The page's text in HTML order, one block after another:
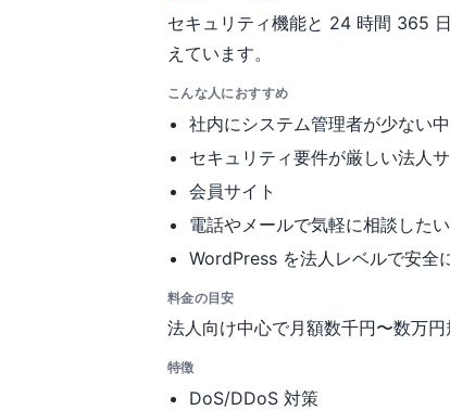
セキュリティ機能と 24 時間 365
えています。
こんな人におすすめ
社内にシステム管理者が少ない
セキュリティ要件が厳しい法人
会員サイト
電話やメールで気軽に相談した
WordPress を法人レベルで安全
料金の目安
法人向け中心で月額数千円〜数万円
特徴
DoS/DDoS 対策